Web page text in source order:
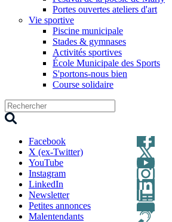
Portes ouvertes ateliers d'art
Vie sportive
Piscine municipale
Stades & gymnases
Activités sportives
École Municipale des Sports
S'portons-nous bien
Course solidaire
Facebook
X (ex-Twitter)
YouTube
Instagram
LinkedIn
Newsletter
Petites annonces
Malentendants